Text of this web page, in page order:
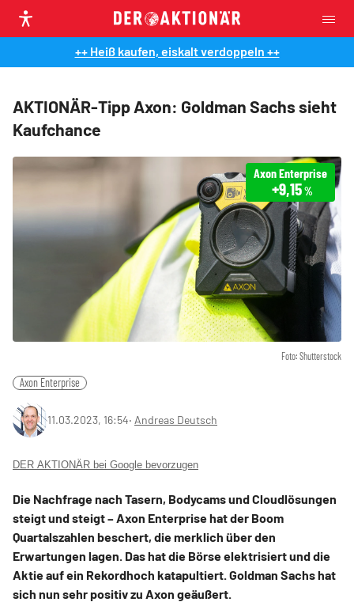
++ Heiß kaufen, eiskalt verdoppeln ++
AKTIONÄR-Tipp Axon: Goldman Sachs sieht
Kaufchance
Foto: Shutterstock
Axon Enterprise
+9,15 %
Axon Enterprise
11.03.2023, 16:54‧ Andreas Deutsch
DER AKTIONÄR bei Google bevorzugen
Die Nachfrage nach Tasern, Bodycams und Cloudlösungen
steigt und steigt – Axon Enterprise hat der Boom
Quartalszahlen beschert, die merklich über den
Erwartungen lagen. Das hat die Börse elektrisiert und die
Aktie auf ein Rekordhoch katapultiert. Goldman Sachs hat
sich nun sehr positiv zu Axon geäußert.